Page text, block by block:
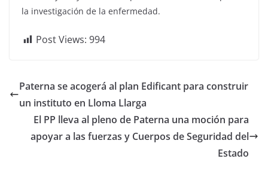
la investigación de la enfermedad.
Post Views: 994
Paterna se acogerá al plan Edificant para construir
un instituto en Lloma Llarga
El PP lleva al pleno de Paterna una moción para
apoyar a las fuerzas y Cuerpos de Seguridad del
Estado